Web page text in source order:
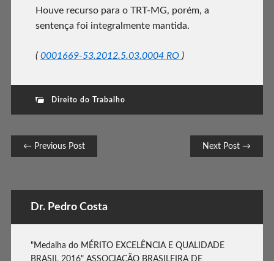
Houve recurso para o TRT-MG, porém, a
sentença foi integralmente mantida.
( 0001669-53.2012.5.03.0004 RO )
Direito do Trabalho
Post navigation
← Previous Post Next Post →
Dr. Pedro Costa
"Medalha do MÉRITO EXCELÊNCIA E QUALIDADE
BRASIL 2016" ASSOCIAÇÃO BRASILEIRA DE